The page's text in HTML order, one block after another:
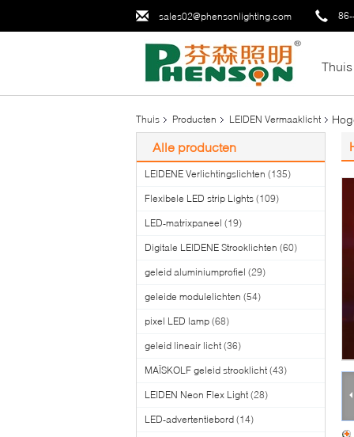
sales02@phensonlighting.com
Thuis
Thuis Producten LEIDEN Vermaaklicht
Alle producten
LEIDENE Verlichtingslichten (135)
Flexibele LED strip Lights (109)
LED-matrixpaneel (19)
Digitale LEIDENE Strooklichten (60)
geleid aluminiumprofiel (29)
geleide modulelichten (54)
pixel LED lamp (68)
geleid lineair licht (36)
MAÏSKOLF geleid strooklicht (43)
LEIDEN Neon Flex Light (28)
LED-advertentiebord (14)